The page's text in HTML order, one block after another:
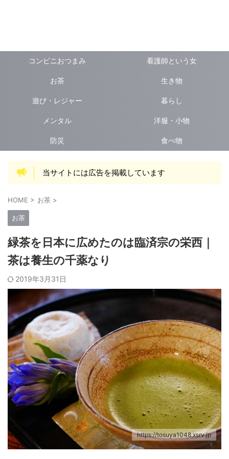
コンビニおつまみ 看護師という女
お茶 生き物
遊び・レジャー 暮らし
メンタル 洋服・小物
防災 食べ物
当サイトには広告を掲載しています
HOME > お茶 >
お茶
緑茶を日本に広めたのは臨済宗の栄西｜
茶は養生の千薬なり
2019年3月31日
https://tosuya1048.xsrv.jp